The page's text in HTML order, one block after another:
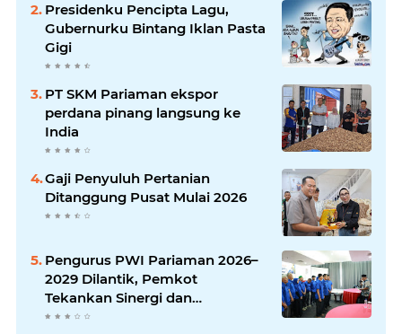
Presidenku Pencipta Lagu,
Gubernurku Bintang Iklan Pasta
Gigi
PT SKM Pariaman ekspor
perdana pinang langsung ke
India
Gaji Penyuluh Pertanian
Ditanggung Pusat Mulai 2026
Pengurus PWI Pariaman 2026–
2029 Dilantik, Pemkot
Tekankan Sinergi dan
Profesionalisme Pers